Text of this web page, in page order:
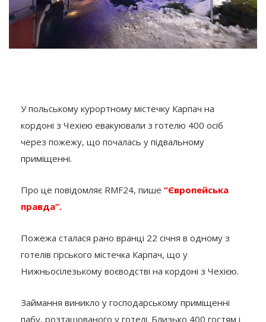
У польському курортному містечку Карпач на
кордоні з Чехією евакуювали з готелю 400 осіб
через пожежу, що почалась у підвальному
приміщенні.
Про це повідомляє RMF24, пише “Європейська
правда”.
Пожежа сталася рано вранці 22 січня в одному з
готелів гірського містечка Карпач, що у
Нижньосілезькому воєводстві на кордоні з Чехією.
Займання виникло у господарському приміщенні
пабу, розташованого у готелі. Близько 400 гостям і